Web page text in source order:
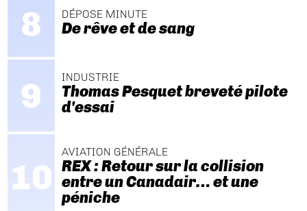
DÉPOSE MINUTE
De rêve et de sang
INDUSTRIE
Thomas Pesquet breveté pilote
d'essai
AVIATION GÉNÉRALE
REX : Retour sur la collision
entre un Canadair… et une
péniche